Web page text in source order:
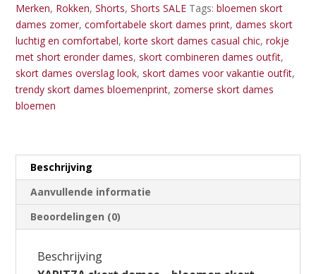
Merken, Rokken,Shorts,Shorts SALE Tags:bloemen skort
dames zomer,comfortabele skort dames print,dames skort
luchtig en comfortabel,korte skort dames casual chic,rokje
met short eronder dames,skort combineren dames outfit,
skort dames overslag look,skort dames voor vakantie outfit,
trendy skort dames bloemenprint, zomerse skort dames
bloemen
Beschrijving
Aanvullende informatie
Beoordelingen (0)
Beschrijving